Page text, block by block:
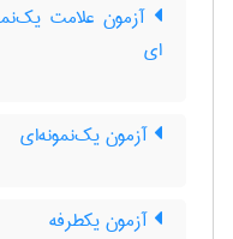
آزمون علامت
ای
آزمون یک‌نمونه‌ای
آزمون یکطرفه